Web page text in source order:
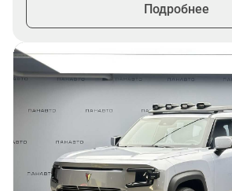
Подробнее